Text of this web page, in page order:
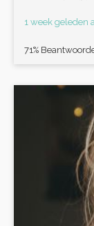
1 week geleden
71%